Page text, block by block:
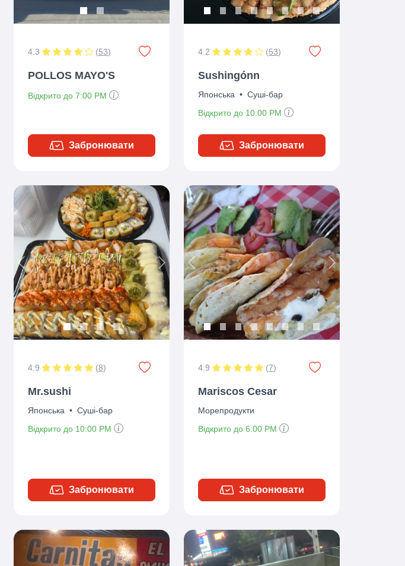
4.3 (53)
POLLOS MAYO'S
Відкрито до 7:00 PM
Забронювати
4.2 (53)
Sushingónn
Японська • Суші-бар
Відкрито до 10:00 PM
Забронювати
Previous Next
4.9 (8)
Mr.sushi
Японська • Суші-бар
Відкрито до 10:00 PM
Забронювати
Previous Next
4.9 (7)
Mariscos Cesar
Морепродукти
Відкрито до 6:00 PM
Забронювати